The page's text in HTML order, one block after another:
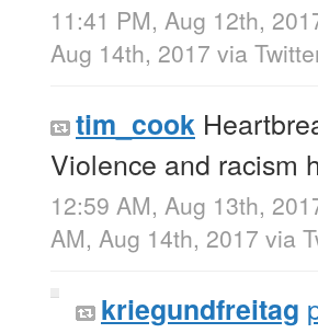
11:41 PM, Aug 12th,
Aug 14th, 2017 via
tim_cook
Violence and racism
12:59 AM, Aug 13th,
AM, Aug 14th, 2017 via
kriegundfreitag